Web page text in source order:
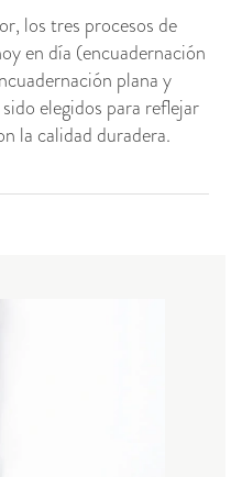
los tres procesos de
en día (encuadernación
plana y
elegidos para reflejar
la calidad duradera.